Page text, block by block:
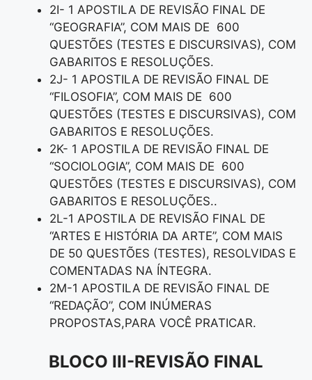
2I- 1 APOSTILA DE REVISÃO FINAL DE
“GEOGRAFIA”, COM MAIS DE 600
QUESTÕES (TESTES E DISCURSIVAS), COM
GABARITOS E RESOLUÇÕES.
2J- 1 APOSTILA DE REVISÃO FINAL DE
“FILOSOFIA”, COM MAIS DE 600
QUESTÕES (TESTES E DISCURSIVAS), COM
GABARITOS E RESOLUÇÕES.
2K- 1 APOSTILA DE REVISÃO FINAL DE
“SOCIOLOGIA”, COM MAIS DE 600
QUESTÕES (TESTES E DISCURSIVAS), COM
GABARITOS E RESOLUÇÕES..
2L-1 APOSTILA DE REVISÃO FINAL DE
“ARTES E HISTÓRIA DA ARTE”, COM MAIS
DE 50 QUESTÕES (TESTES), RESOLVIDAS E
COMENTADAS NA ÍNTEGRA.
2M-1 APOSTILA DE REVISÃO FINAL DE
“REDAÇÃO”, COM INÚMERAS
PROPOSTAS,PARA VOCÊ PRATICAR.
BLOCO III-REVISÃO FINAL